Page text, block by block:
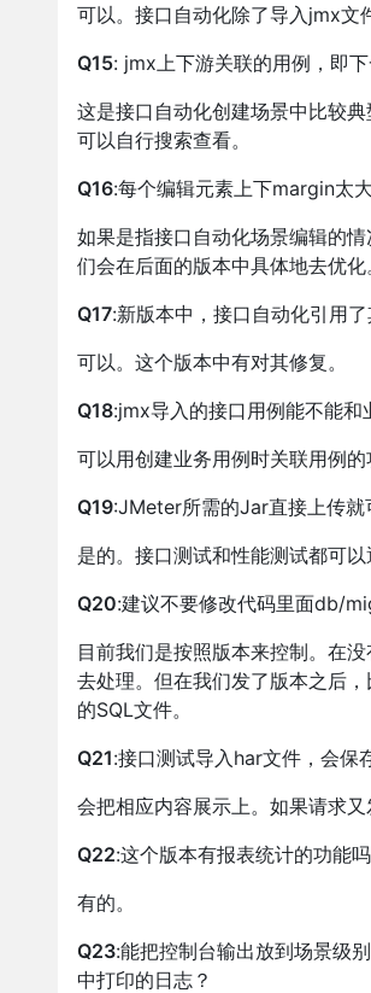
可以。接口自动化除了导入jmx文
Q15: jmx上下游关联的用例，即
这是接口自动化创建场景中比较
可以自行搜索查看。
Q16:每个编辑元素上下margin太
如果是指接口自动化场景编辑的
们会在后面的版本中具体地去优化
Q17:新版本中，接口自动化引用
可以。这个版本中有对其修复。
Q18:jmx导入的接口用例能不能和
可以用创建业务用例时关联用例
Q19:JMeter所需的Jar直接上传就
是的。接口测试和性能测试都可
Q20:建议不要修改代码里面db/
目前我们是按照版本来控制。在
去处理。但在我们发了版本之后
的SQL文件。
Q21:接口测试导入har文件，会保
会把相应内容展示上。如果请求
Q22:这个版本有报表统计的功能吗
有的。
Q23:能把控制台输出放到场景级
中打印的日志？